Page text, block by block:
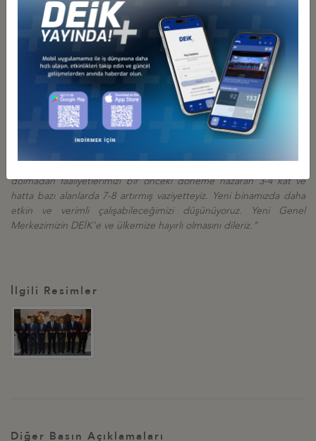
kabullerindeki iş dünyasıyla ilgili tüm organizasyonları yapacak tek
resmi kurum olarak yetkilendirilmiştir.
Gerektiği hallerde, organizasyonlarımızı kurucu kuruluşlarımız ve
aynı zamanda kurumumuzun başkan yardımcılıklarını da
yürütmekte olan TOBB, TİM, MÜSİAD, TÜSİAD ve TMB ile de
birlikte yapıyoruz. Tüm bu sistem, ancak ve ancak hep birlikte
olduğumuz vakit çok daha iyi çalışıyor. Başarı hep el ele, kol kola
olduğumuz zaman daha çabuk geliyor.
Sonuçta bugün biz hiçbir kurumu ayırmadan 102 kurucu kuruluş ve
dolmadan faaliyetlerimizi bir önceki döneme nazaran 3-4 kat ve
hatta bazı alanlarda 7-8 artırmış vaziyetteyiz. Yeni binamızda daha
etkin ve verimli çalışabileceğimizi düşünüyoruz. Yeni Genel
Merkezimizin DEİK'e ve ülkemize hayırlı olmasını dileriz."
İlgili Resimler
Diğer Basın Açıklamaları